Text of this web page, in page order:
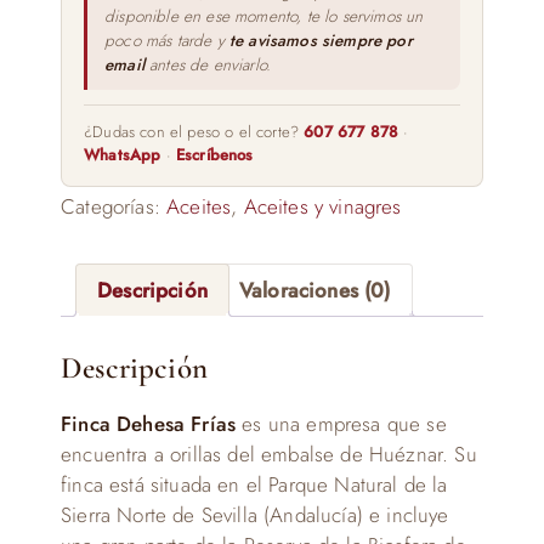
disponible en ese momento, te lo servimos un
poco más tarde y te avisamos siempre por
emailantes de enviarlo.
¿Dudas con el peso o el corte?607 677 878 ·
WhatsApp · Escríbenos
Categorías:Aceites, Aceites y vinagres
Descripción Valoraciones (0)
Descripción
Finca Dehesa Frías es una empresa que se
encuentra a orillas del embalse de Huéznar. Su
finca está situada en el Parque Natural de la
Sierra Norte de Sevilla (Andalucía) e incluye